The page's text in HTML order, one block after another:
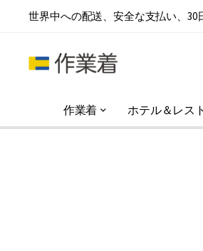
世界中への配送、安全な支払い、30
作業着 ホテル＆レス